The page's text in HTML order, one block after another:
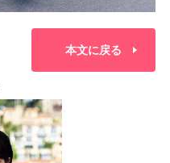
本文に戻る